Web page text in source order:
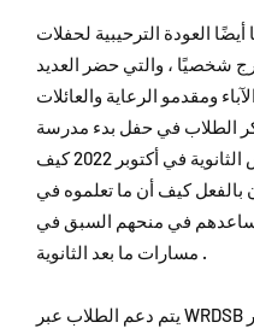
العودة الترحيبية لحفلات
شخصيًا ، والتي حضر العديد
ومقدمو الرعاية والعائلات
الطلاب في حفل بدء مدرسة
هورون هايتس الثانوية في أكتوبر 2022 كيف
بالفعل كيف أن ما تعلموه في
في منحهم السبق في
مسارات ما بعد الثانوية .
يتم دعم الطلاب عبر WRDSB في التحضير